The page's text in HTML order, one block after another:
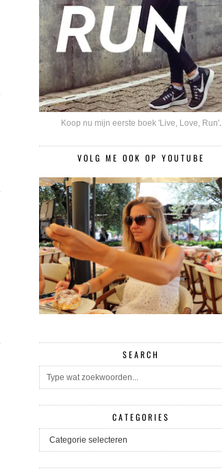
Koop nu mijn eerste boek 'Live, Love, Run'.
VOLG ME OOK OP YOUTUBE
SEARCH
CATEGORIES
CATEGORIES